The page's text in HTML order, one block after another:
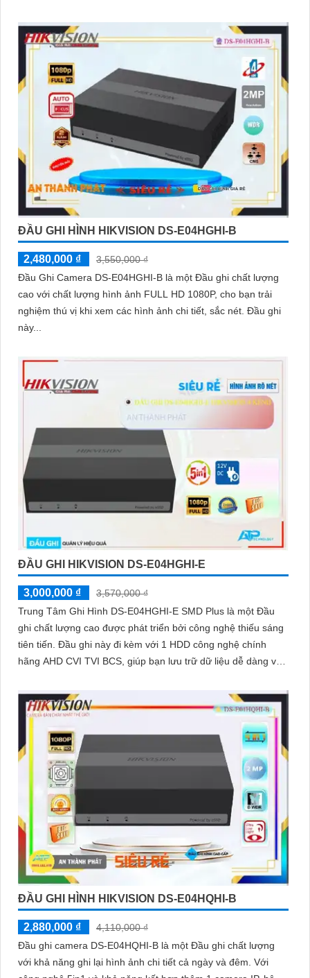
ĐẦU GHI HÌNH HIKVISION DS-E04HGHI-B
2,480,000 ₫
3,550,000 ₫
Đầu Ghi Camera DS-E04HGHI-B là một Đầu ghi chất lượng
cao với chất lượng hình ảnh FULL HD 1080P, cho bạn trải
nghiệm thú vị khi xem các hình ảnh chi tiết, sắc nét. Đầu ghi
này...
ĐẦU GHI HIKVISION DS-E04HGHI-E
3,000,000 ₫
3,570,000 ₫
Trung Tâm Ghi Hình DS-E04HGHI-E SMD Plus là một Đầu
ghi chất lượng cao được phát triển bởi công nghệ thiếu sáng
tiên tiến. Đầu ghi này đi kèm với 1 HDD công nghệ chính
hãng AHD CVI TVI BCS, giúp bạn lưu trữ dữ liệu dễ dàng và
ĐẦU GHI HÌNH HIKVISION DS-E04HQHI-B
2,880,000 ₫
4,110,000 ₫
Đầu ghi camera DS-E04HQHI-B là một Đầu ghi chất lượng
với khả năng ghi lại hình ảnh chi tiết cả ngày và đêm. Với